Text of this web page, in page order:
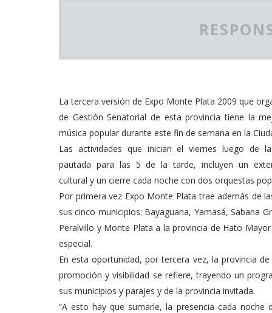
La tercera versión de Expo Monte Plata 2009 que
de Gestión Senatorial de esta provincia tiene la
música popular durante este fin de semana en la
Las actividades que inician el viernes luego de la
pautada para las 5 de la tarde, incluyen un
cultural y un cierre cada noche con dos orquestas
Por primera vez Expo Monte Plata trae además de
sus cinco municipios: Bayaguana, Yamasá, Sabana
Peralvillo y Monte Plata a la provincia de Hato
especial.
En esta oportunidad, por tercera vez, la provincia
promoción y visibilidad se refiere, trayendo un
sus municipios y parajes y de la provincia invitada.
“A esto hay que sumarle, la presencia cada